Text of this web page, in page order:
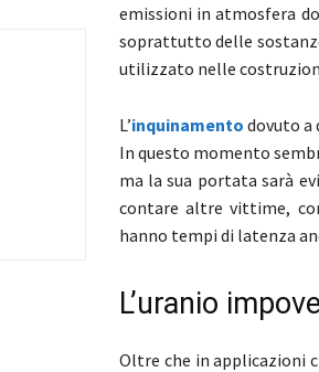
emissioni in atmosfera
soprattutto delle
utilizzato nelle
L’inquinamento dovuto a
In questo momento
ma la sua portata sarà
contare altre vittime,
hanno tempi di latenza
L’uranio
Oltre che in applicazioni